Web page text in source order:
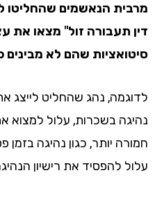
הנאשמים שהחליטו
תעבורה זול" מצאו את
שהם לא מבינים
נהג שהחליט לייצג את
בשכרות, עלול למצוא את
יותר, כגון נהיגה בזמן
להפסיד את רישיון הנהיגה